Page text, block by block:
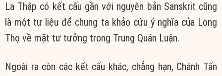
La Thập có kết cấu gần với nguyên bản Sanskrit cũng
là một tư liệu để chung ta khảo cứu ý nghĩa của Long
Thọ về mặt tư tưởng trong Trung Quán Luận.
Ngoài ra còn các kết cấu khác, chẳng hạn, Chánh Tấn